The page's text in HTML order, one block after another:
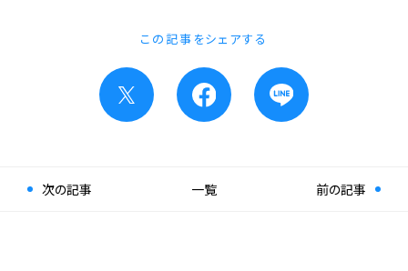
この記事をシェアする
次の記事 前の記事
一覧